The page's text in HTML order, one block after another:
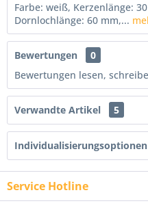
Farbe: weiß, Kerzenlänge:
Dornlochlänge: 60 mm,...
Bewertungen
0
Bewertungen lesen,
Verwandte Artikel 5
Individualisierungsoptionen
Service Hotline